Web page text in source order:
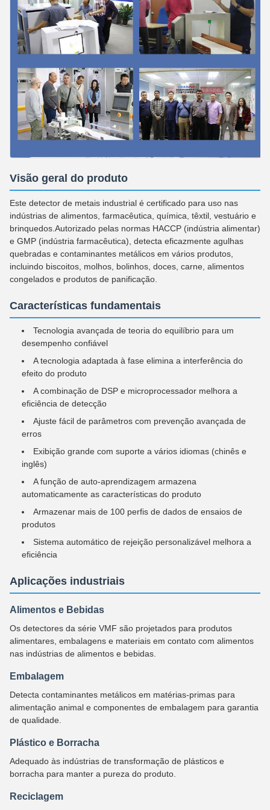
Visão geral do produto
Este detector de metais industrial é certificado para uso nas
indústrias de alimentos, farmacêutica, química, têxtil, vestuário e
brinquedos.Autorizado pelas normas HACCP (indústria alimentar)
e GMP (indústria farmacêutica), detecta eficazmente agulhas
quebradas e contaminantes metálicos em vários produtos,
incluindo biscoitos, molhos, bolinhos, doces, carne, alimentos
congelados e produtos de panificação.
Características fundamentais
Tecnologia avançada de teoria do equilíbrio para um
desempenho confiável
A tecnologia adaptada à fase elimina a interferência do
efeito do produto
A combinação de DSP e microprocessador melhora a
eficiência de detecção
Ajuste fácil de parâmetros com prevenção avançada de
erros
Exibição grande com suporte a vários idiomas (chinês e
inglês)
A função de auto-aprendizagem armazena
automaticamente as características do produto
Armazenar mais de 100 perfis de dados de ensaios de
produtos
Sistema automático de rejeição personalizável melhora a
eficiência
Aplicações industriais
Alimentos e Bebidas
Os detectores da série VMF são projetados para produtos
alimentares, embalagens e materiais em contato com alimentos
nas indústrias de alimentos e bebidas.
Embalagem
Detecta contaminantes metálicos em matérias-primas para
alimentação animal e componentes de embalagem para garantia
de qualidade.
Plástico e Borracha
Adequado às indústrias de transformação de plásticos e
borracha para manter a pureza do produto.
Reciclagem